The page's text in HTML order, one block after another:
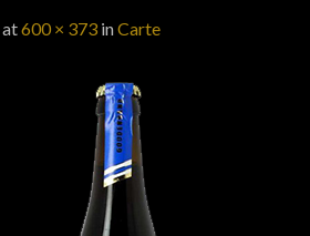
at600 × 373 inCarte